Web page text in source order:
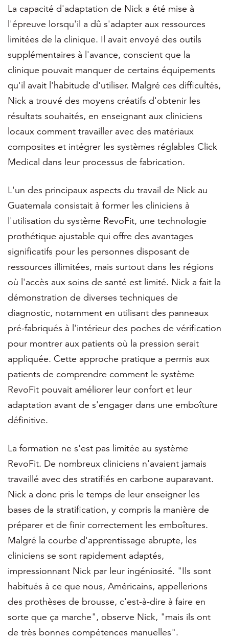
La capacité d'adaptation de Nick a été mise à
l'épreuve lorsqu'il a dû s'adapter aux ressources
limitées de la clinique. Il avait envoyé des outils
supplémentaires à l'avance, conscient que la
clinique pouvait manquer de certains équipements
qu'il avait l'habitude d'utiliser. Malgré ces difficultés,
Nick a trouvé des moyens créatifs d'obtenir les
résultats souhaités, en enseignant aux cliniciens
locaux comment travailler avec des matériaux
composites et intégrer les systèmes réglables Click
Medical dans leur processus de fabrication.
L'un des principaux aspects du travail de Nick au
Guatemala consistait à former les cliniciens à
l'utilisation du système RevoFit, une technologie
prothétique ajustable qui offre des avantages
significatifs pour les personnes disposant de
ressources illimitées, mais surtout dans les régions
où l'accès aux soins de santé est limité. Nick a fait la
démonstration de diverses techniques de
diagnostic, notamment en utilisant des panneaux
pré-fabriqués à l'intérieur des poches de vérification
pour montrer aux patients où la pression serait
appliquée. Cette approche pratique a permis aux
patients de comprendre comment le système
RevoFit pouvait améliorer leur confort et leur
adaptation avant de s'engager dans une emboîture
définitive.
La formation ne s'est pas limitée au système
RevoFit. De nombreux cliniciens n'avaient jamais
travaillé avec des stratifiés en carbone auparavant.
Nick a donc pris le temps de leur enseigner les
bases de la stratification, y compris la manière de
préparer et de finir correctement les emboîtures.
Malgré la courbe d'apprentissage abrupte, les
cliniciens se sont rapidement adaptés,
impressionnant Nick par leur ingéniosité. "Ils sont
habitués à ce que nous, Américains, appellerions
des prothèses de brousse, c'est-à-dire à faire en
sorte que ça marche", observe Nick, "mais ils ont
de très bonnes compétences manuelles".